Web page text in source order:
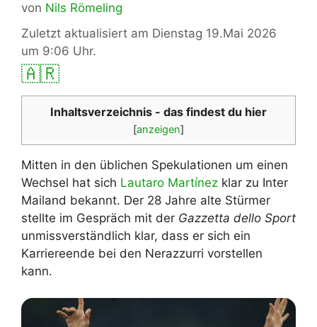
von Nils Römeling
Zuletzt aktualisiert am Dienstag 19.Mai 2026
um 9:06 Uhr.
🇦🇷
Inhaltsverzeichnis - das findest du hier
[anzeigen]
Mitten in den üblichen Spekulationen um einen
Wechsel hat sich Lautaro Martínez klar zu Inter
Mailand bekannt. Der 28 Jahre alte Stürmer
stellte im Gespräch mit der Gazzetta dello Sport
unmissverständlich klar, dass er sich ein
Karriereende bei den Nerazzurri vorstellen
kann.